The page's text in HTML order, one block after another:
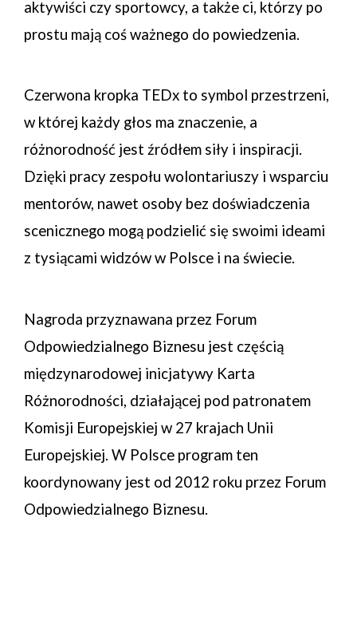
aktywiści czy sportowcy, a także ci, którzy po
prostu mają coś ważnego do powiedzenia.
Czerwona kropka TEDx to symbol przestrzeni,
w której każdy głos ma znaczenie, a
różnorodność jest źródłem siły i inspiracji.
Dzięki pracy zespołu wolontariuszy i wsparciu
mentorów, nawet osoby bez doświadczenia
scenicznego mogą podzielić się swoimi ideami
z tysiącami widzów w Polsce i na świecie.
Nagroda przyznawana przez Forum
Odpowiedzialnego Biznesu jest częścią
międzynarodowej inicjatywy Karta
Różnorodności, działającej pod patronatem
Komisji Europejskiej w 27 krajach Unii
Europejskiej. W Polsce program ten
koordynowany jest od 2012 roku przez Forum
Odpowiedzialnego Biznesu.